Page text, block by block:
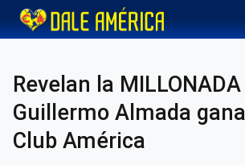
Revelan la
Guillermo Almada
Club América